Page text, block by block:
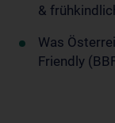
&
Was
Friendly